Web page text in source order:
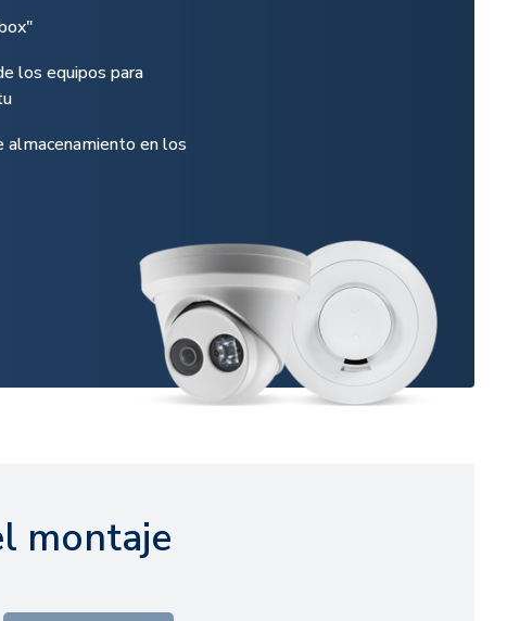
los equipos para
almacenamiento en los
montaje